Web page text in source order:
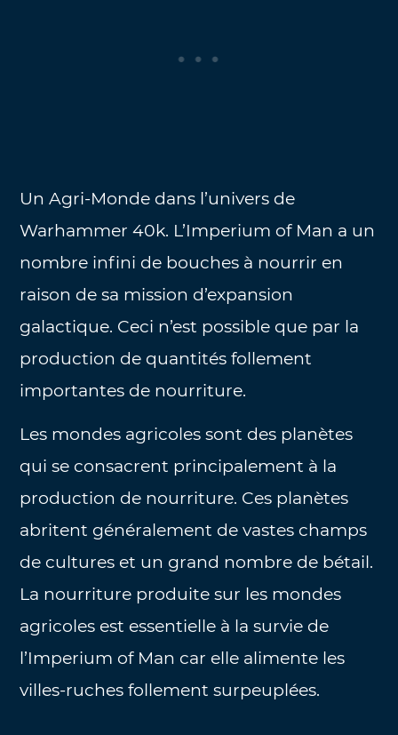
Un Agri-Monde dans l’univers de
Warhammer 40k. L’Imperium of Man a un
nombre infini de bouches à nourrir en
raison de sa mission d’expansion
galactique. Ceci n’est possible que par la
production de quantités follement
importantes de nourriture.
Les mondes agricoles sont des planètes
qui se consacrent principalement à la
production de nourriture. Ces planètes
abritent généralement de vastes champs
de cultures et un grand nombre de bétail.
La nourriture produite sur les mondes
agricoles est essentielle à la survie de
l’Imperium of Man car elle alimente les
villes-ruches follement surpeuplées.